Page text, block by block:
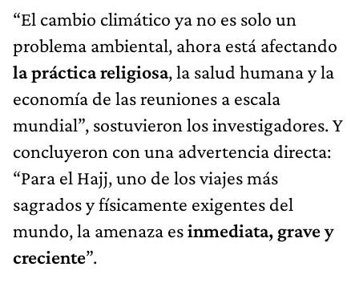
“El cambio climático ya no es solo un
problema ambiental, ahora está afectando
la práctica religiosa, la salud humana y la
economía de las reuniones a escala
mundial”, sostuvieron los investigadores. Y
concluyeron con una advertencia directa:
“Para el Hajj, uno de los viajes más
sagrados y físicamente exigentes del
mundo, la amenaza esinmediata, grave y
creciente”.